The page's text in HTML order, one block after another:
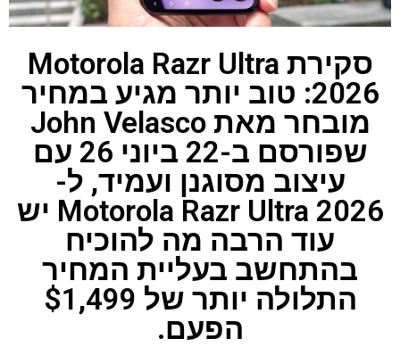
סקירת Motorola Razr Ultra
2026: טוב יותר מגיע במחיר
מובחר מאת John Velasco
שפורסם ב-22 ביוני 26 עם
עיצוב מסוגנן ועמיד, ל-
Motorola Razr Ultra 2026 יש
עוד הרבה מה להוכיח
בהתחשב בעליית המחיר
התלולה יותר של $1,499
הפעם.